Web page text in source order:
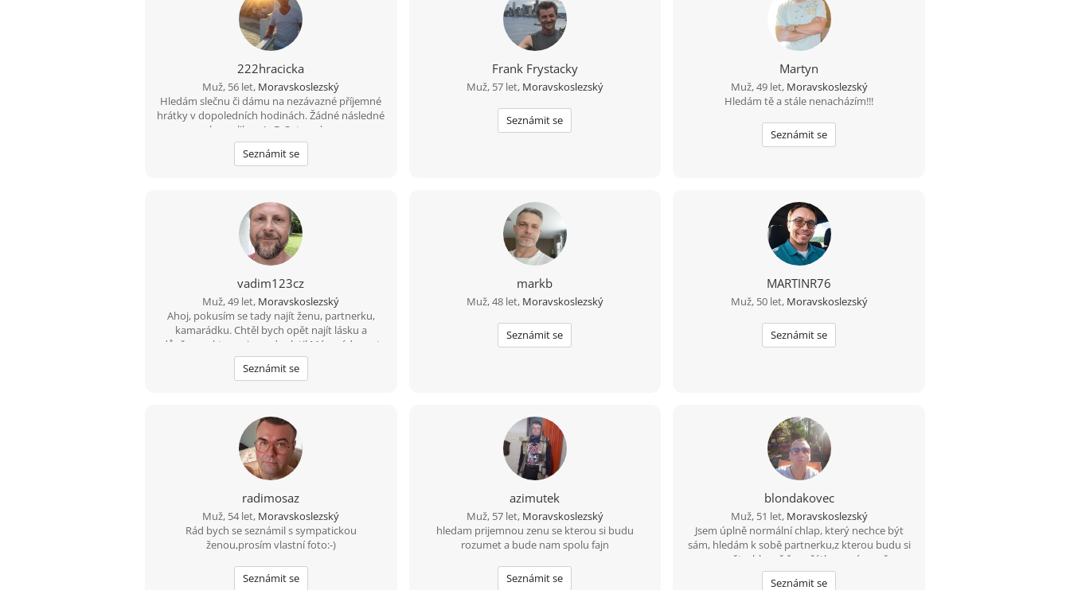
222hracicka
Muž, 56 let, Moravskoslezský
Hledám slečnu či dámu na nezávazné příjemné
hrátky v dopoledních hodinách. Žádné následné
komplikace! :-D Ostravsko
Seznámit se
Frank Frystacky
Muž, 57 let, Moravskoslezský
Seznámit se
Martyn
Muž, 49 let, Moravskoslezský
Hledám tě a stále nenacházím!!!
Seznámit se
vadim123cz
Muž, 49 let, Moravskoslezský
Ahoj, pokusím se tady najít ženu, partnerku,
kamarádku. Chtěl bych opět najít lásku a
důvěru na kterou jsem doplatil Mám rád sport
zábavu,zahradu a povídání s portnerem
Seznámit se
markb
Muž, 48 let, Moravskoslezský
Seznámit se
MARTINR76
Muž, 50 let, Moravskoslezský
Seznámit se
radimosaz
Muž, 54 let, Moravskoslezský
Rád bych se seznámil s sympatickou
ženou,prosím vlastní foto:-)
Seznámit se
azimutek
Muž, 57 let, Moravskoslezský
hledam prijemnou zenu se kterou si budu
rozumet a bude nam spolu fajn
Seznámit se
blondakovec
Muž, 51 let, Moravskoslezský
Jsem úplně normální chlap, který nechce být
sám, hledám k sobě partnerku,z kterou budu si
rozumět a hlavně,že začátku nezávazně,a
potom se uvidí, ale jsme i romantický, že prý.
Seznámit se